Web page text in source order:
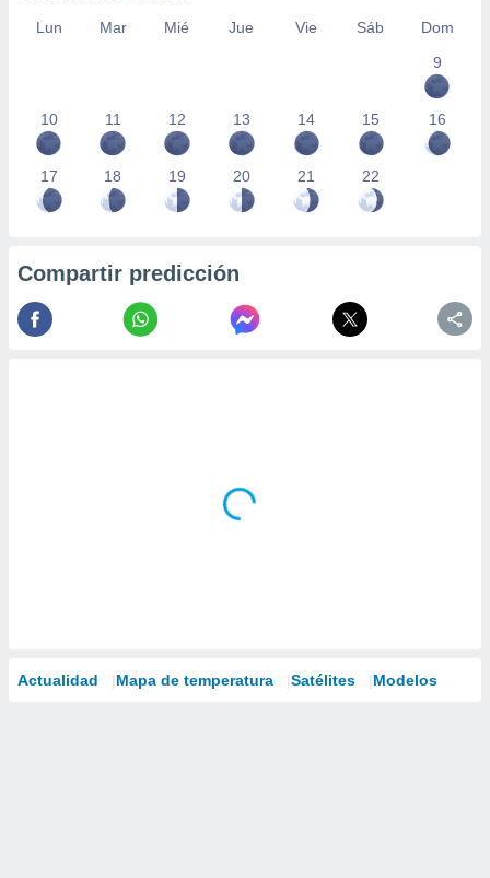
Lun Mar Mié Jue Vie Sáb
Dom
9
10 11 12 13 14 15 16
17 18 19 20 21 22
Compartir predicción
Actualidad Mapa de temperatura Satélites Modelos